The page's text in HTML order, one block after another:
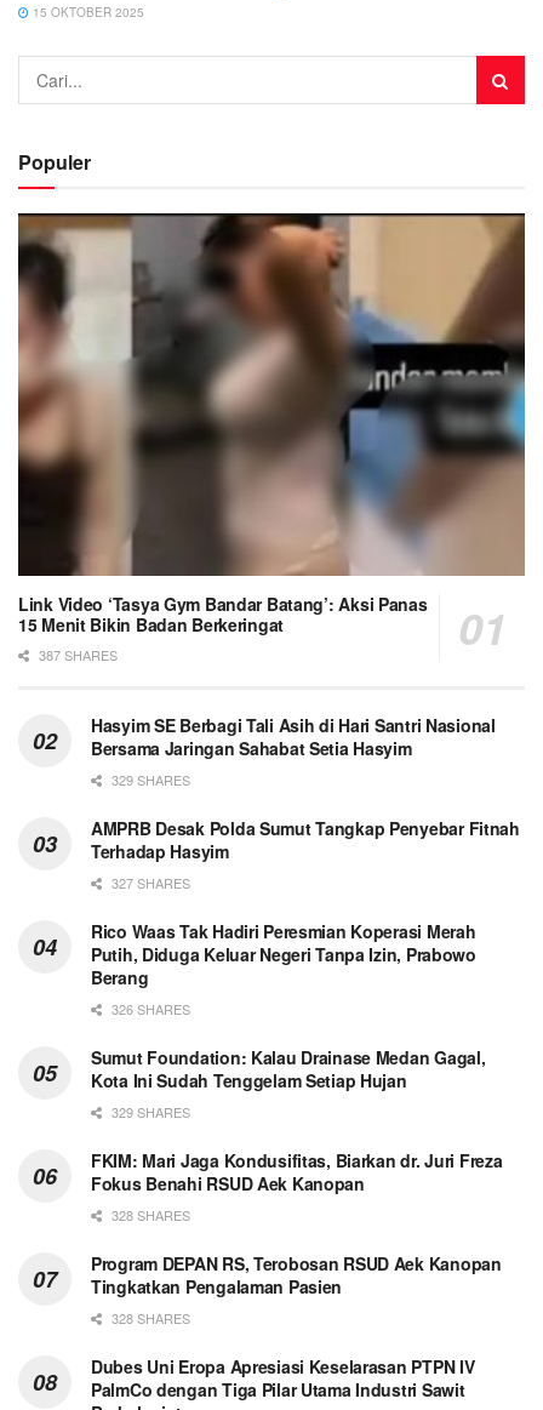
15 OKTOBER 2025
Populer
Link Video ‘Tasya Gym Bandar Batang’: Aksi Panas
15 Menit Bikin Badan Berkeringat
387 SHARES
Hasyim SE Berbagi Tali Asih di Hari Santri Nasional
Bersama Jaringan Sahabat Setia Hasyim
329 SHARES
AMPRB Desak Polda Sumut Tangkap Penyebar Fitnah
Terhadap Hasyim
327 SHARES
Rico Waas Tak Hadiri Peresmian Koperasi Merah
Putih, Diduga Keluar Negeri Tanpa Izin, Prabowo
Berang
326 SHARES
Sumut Foundation: Kalau Drainase Medan Gagal,
Kota Ini Sudah Tenggelam Setiap Hujan
329 SHARES
FKIM: Mari Jaga Kondusifitas, Biarkan dr. Juri Freza
Fokus Benahi RSUD Aek Kanopan
328 SHARES
Program DEPAN RS, Terobosan RSUD Aek Kanopan
Tingkatkan Pengalaman Pasien
328 SHARES
Dubes Uni Eropa Apresiasi Keselarasan PTPN IV
PalmCo dengan Tiga Pilar Utama Industri Sawit